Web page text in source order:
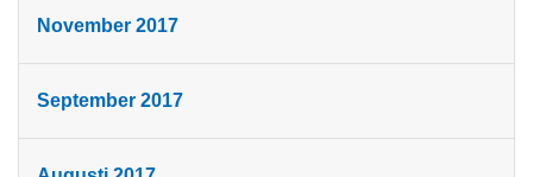
November 2017
September 2017